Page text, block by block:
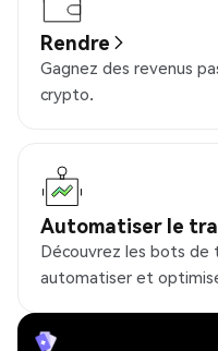
Rendre
Gagnez des revenus
crypto.
Automatiser le
Découvrez les bots de
automatiser et